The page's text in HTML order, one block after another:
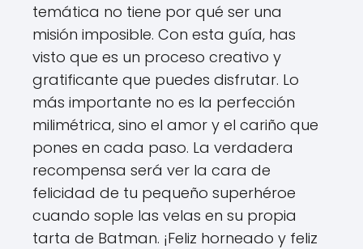
temática no tiene por qué ser una
misión imposible. Con esta guía, has
visto que es un proceso creativo y
gratificante que puedes disfrutar. Lo
más importante no es la perfección
milimétrica, sino el amor y el cariño que
pones en cada paso. La verdadera
recompensa será ver la cara de
felicidad de tu pequeño superhéroe
cuando sople las velas en su propia
tarta de Batman. ¡Feliz horneado y feliz